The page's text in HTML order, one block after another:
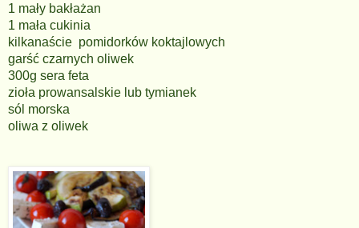
1 mały bakłażan
1 mała cukinia
kilkanaście pomidorków koktajlowych
garść czarnych oliwek
300g sera feta
zioła prowansalskie lub tymianek
sól morska
oliwa z oliwek